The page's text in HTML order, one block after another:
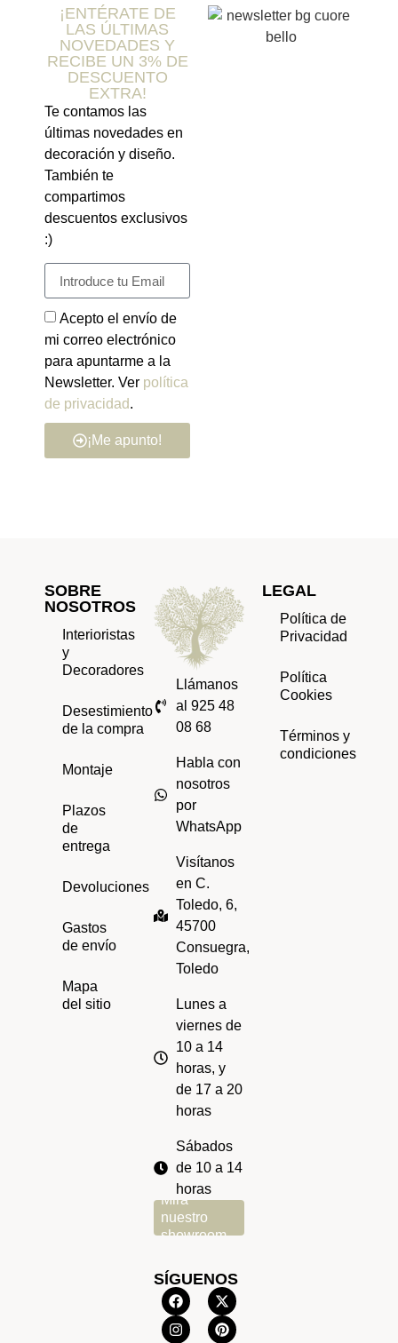
¡ENTÉRATE DE
LAS ÚLTIMAS
NOVEDADES Y
RECIBE UN 3% DE
DESCUENTO
EXTRA!
Te contamos las
últimas novedades en
decoración y diseño.
También te
compartimos
descuentos exclusivos
:)
Acepto el envío de
mi correo electrónico
para apuntarme a la
Newsletter. Ver política
de privacidad.
¡Me apunto!
SOBRE
NOSOTROS
Interioristas
y
Decoradores
Desestimiento
de la compra
Montaje
Plazos
de
entrega
Devoluciones
Gastos
de envío
Mapa
del sitio
Llámanos
al 925 48
08 68
Habla con
nosotros
por
WhatsApp
Visítanos
en C.
Toledo, 6,
45700
Consuegra,
Toledo
Lunes a
viernes de
10 a 14
horas, y
de 17 a 20
horas
Sábados
de 10 a 14
horas
Mira
nuestro
showroom
SÍGUENOS
LEGAL
Política de
Privacidad
Política
Cookies
Términos y
condiciones